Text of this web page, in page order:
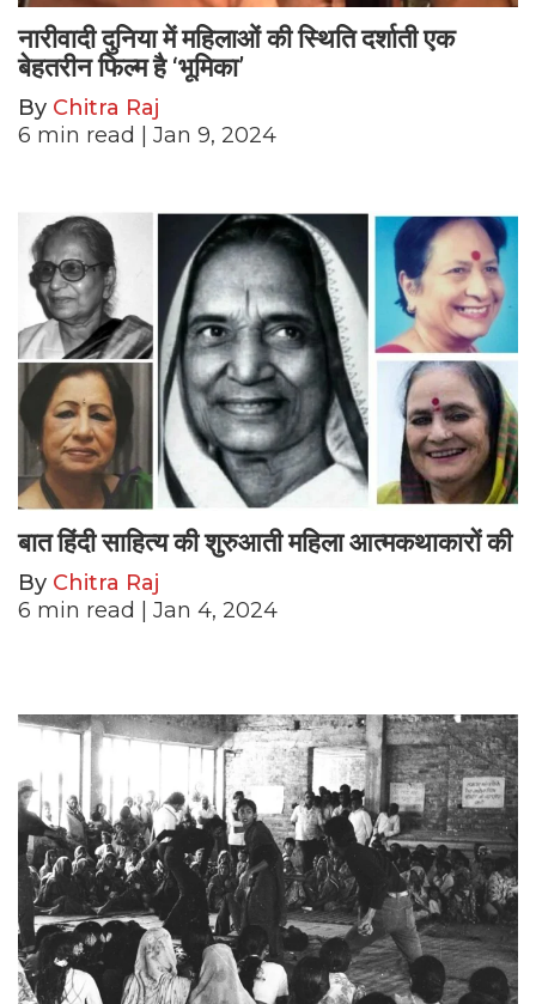
नारीवादी दुनिया में महिलाओं की स्थिति दर्शाती एक
बेहतरीन फिल्म है ‘भूमिका’
By Chitra Raj
6 min read | Jan 9, 2024
बात हिंदी साहित्य की शुरुआती महिला आत्मकथाकारों की
By Chitra Raj
6 min read | Jan 4, 2024